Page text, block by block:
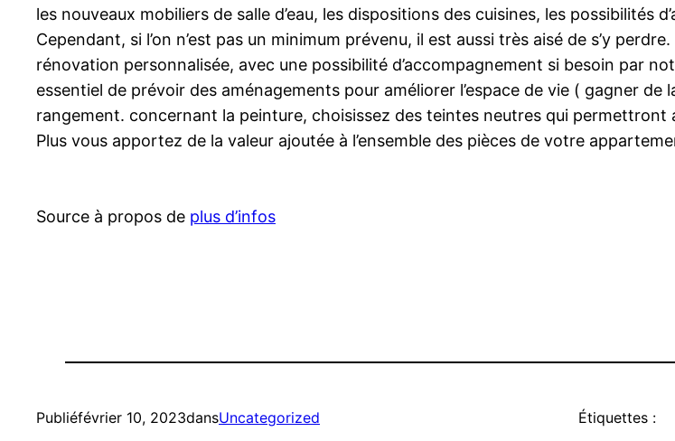
les nouveaux mobiliers de salle d’eau, les dispositions des cuisines, les possibilités
Cependant, si l’on n’est pas un minimum prévenu, il est aussi très aisé de s’y
rénovation personnalisée, avec une possibilité d’accompagnement si besoin par
essentiel de prévoir des aménagements pour améliorer l’espace de vie ( gagner
rangement. concernant la peinture, choisissez des teintes neutres qui permettront
Plus vous apportez de la valeur ajoutée à l’ensemble des pièces de votre
Source à propos de plus d’infos
Publiéfévrier 10, 2023dansUncategorized Étiquettes :